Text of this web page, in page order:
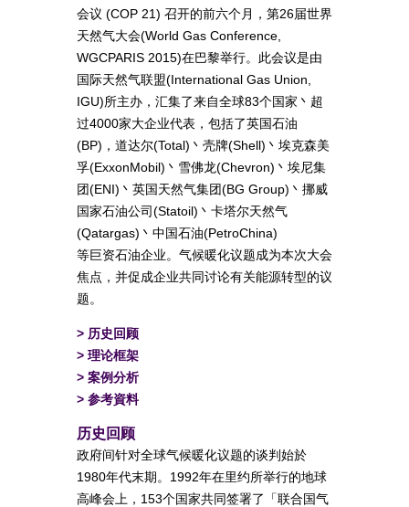
会议 (COP 21) 召开的前六个月，第26届世界
天然气大会(World Gas Conference,
WGCPARIS 2015)在巴黎举行。此会议是由
国际天然气联盟(International Gas Union,
IGU)所主办，汇集了来自全球83个国家丶超
过4000家大企业代表，包括了英国石油
(BP)，道达尔(Total)丶壳牌(Shell)丶埃克森美
孚(ExxonMobil)丶雪佛龙(Chevron)丶埃尼集
团(ENI)丶英国天然气集团(BG Group)丶挪威
国家石油公司(Statoil)丶卡塔尔天然气
(Qatargas)丶中国石油(PetroChina)
等巨资石油企业。气候暖化议题成为本次大会
焦点，并促成企业共同讨论有关能源转型的议
题。
> 历史回顾
> 理论框架
> 案例分析
> 参考資料
历史回顾
政府间针对全球气候暖化议题的谈判始於
1980年代末期。1992年在里约所举行的地球
高峰会上，153个国家共同签署了「联合国气